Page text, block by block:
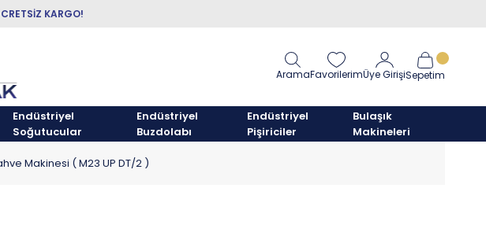
KARGO!
AramaFavorilerimÜye GirişiSepetim
Endüstriyel
Soğutucular
Endüstriyel
Buzdolabı
Endüstriyel
Pişiriciler
Bulaşık
Makineleri
Makinesi ( M23 UP DT/2 )